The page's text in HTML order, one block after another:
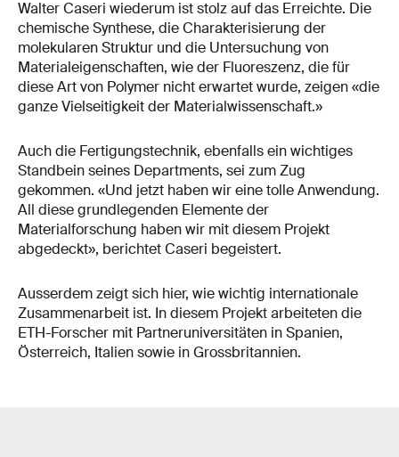
Walter Caseri wiederum ist stolz auf das Erreichte. Die
chemische Synthese, die Charakterisierung der
molekularen Struktur und die Untersuchung von
Materialeigenschaften, wie der Fluoreszenz, die für
diese Art von Polymer nicht erwartet wurde, zeigen «die
ganze Vielseitigkeit der Materialwissenschaft.»
Auch die Fertigungstechnik, ebenfalls ein wichtiges
Standbein seines Departments, sei zum Zug
gekommen. «Und jetzt haben wir eine tolle Anwendung.
All diese grundlegenden Elemente der
Materialforschung haben wir mit diesem Projekt
abgedeckt», berichtet Caseri begeistert.
Ausserdem zeigt sich hier, wie wichtig internationale
Zusammenarbeit ist. In diesem Projekt arbeiteten die
ETH-Forscher mit Partneruniversitäten in Spanien,
Österreich, Italien sowie in Grossbritannien.